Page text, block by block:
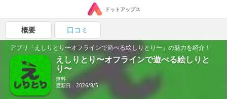
ドットアップス
概要 口コミ
アプリ「えしりとり〜オフラインで遊べる絵しりとり〜」の魅力を紹介！
えしりとり〜オフラインで遊べる絵しりと
り〜
無料
更新日：2026/8/5